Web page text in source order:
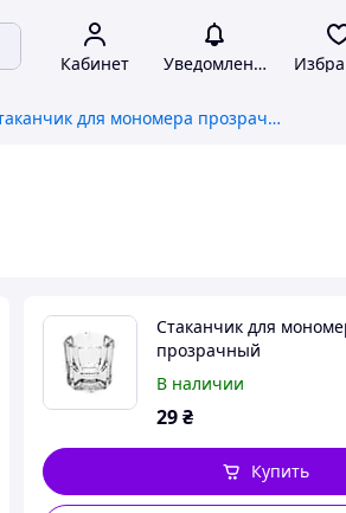
Кабинет Уведомления
Стаканчик для мономера прозрачный
Стаканчик для
прозрачный
В наличии
29₴
Купить